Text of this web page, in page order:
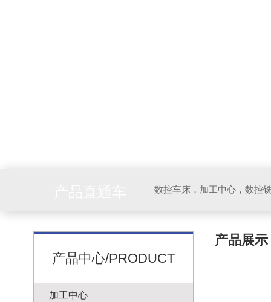
产品中心/PRODUCT
加工中心
产品展示